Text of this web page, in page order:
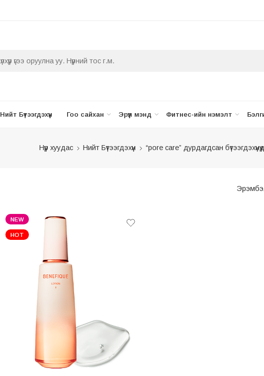
Нийт Бүтээгдэхүүн Гоо сайхан Эрүүл мэнд Фитнес-ийн нэмэлт
Нүүр хуудас Нийт Бүтээгдэхүүн “pore care” дурдагдсан
NEW
HOT